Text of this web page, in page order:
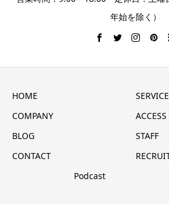
年始を除く）
HOME
SERVICE
COMPANY
ACCESS
BLOG
STAFF
CONTACT
Podcast